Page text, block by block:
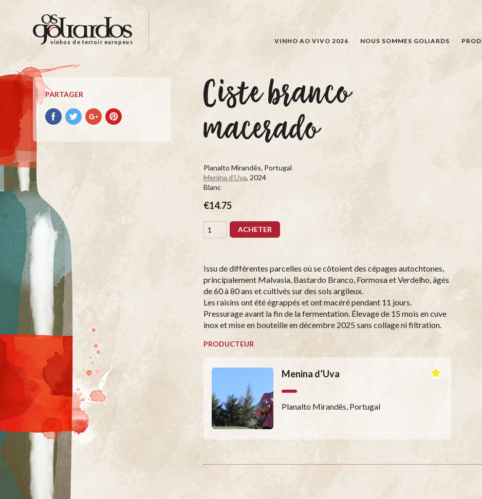
Os
Goliardos
Vinhos
de
Terroir
Europeus
vinhos de terroir europeus VINHO AO VIVO 2026 NOUS SOMMES GOLIARDS
PARTAGER
Partager
avec
Partager
avec
Partager
avec
Partager
avec
Ciste branco
macerado
Planalto Mirandês, Portugal
Menina d’Uva, 2024
Blanc
€14.75
ACHETER
Issu de différentes parcelles où se côtoient des cépages autochtones,
principalement Malvasia, Bastardo Branco, Formosa et Verdelho, âgés
de 60 à 80 ans et cultivés sur des sols argileux.
Les raisins ont été égrappés et ont macéré pendant 11 jours.
Pressurage avant la fin de la fermentation. Élevage de 15 mois en cuve
inox et mise en bouteille en décembre 2025 sans collage ni filtration.
PRODUCTEUR
Menina d’Uva
Planalto Mirandês, Portugal